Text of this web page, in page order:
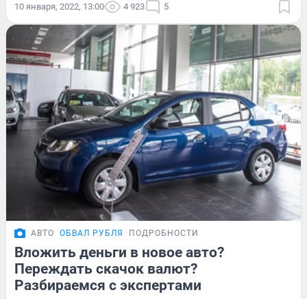
10 января, 2022, 13:00 4 923 5
АВТО ОБВАЛ РУБЛЯ ПОДРОБНОСТИ
Вложить деньги в новое авто?
Переждать скачок валют?
Разбираемся с экспертами